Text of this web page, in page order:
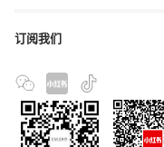
订阅我们